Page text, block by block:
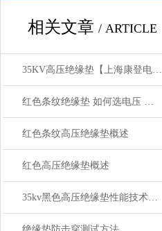
相关文章 / ARTICLE
35KV高压绝缘垫【上海康登电气】概述：
红色条纹绝缘垫 如何选电压 选厚度
红色条纹高压绝缘垫概述
红色高压绝缘垫概述
35kv黑色高压绝缘垫性能技术参数